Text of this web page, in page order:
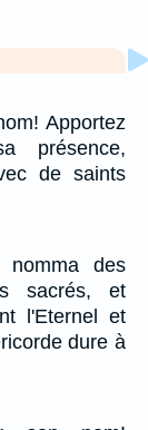
Apportez
présence,
de saints
des
sacrés, et
l'Eternel et
dure à